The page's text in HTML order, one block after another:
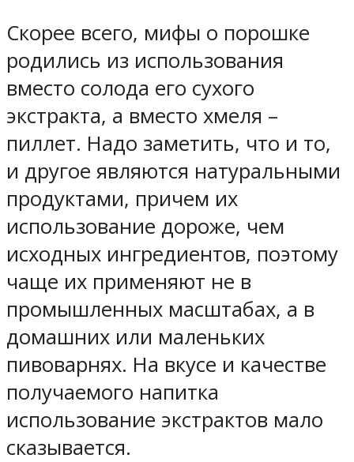
Скорее всего, мифы о порошке
родились из использования
вместо солода его сухого
экстракта, а вместо хмеля –
пиллет. Надо заметить, что и то,
и другое являются натуральными
продуктами, причем их
использование дороже, чем
исходных ингредиентов, поэтому
чаще их применяют не в
промышленных масштабах, а в
домашних или маленьких
пивоварнях. На вкусе и качестве
получаемого напитка
использование экстрактов мало
сказывается.